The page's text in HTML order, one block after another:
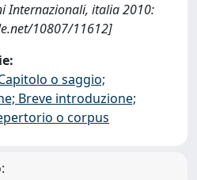
Internazionali, italia 2010:
10807/11612]
o saggio;
Breve introduzione;
o corpus